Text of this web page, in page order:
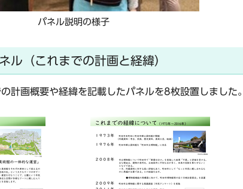
パネル説明の様子
ル（これまでの計画と経緯）
計画概要や経緯を記載したパネルを8枚設置しました。